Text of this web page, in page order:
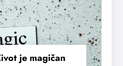
je magičan